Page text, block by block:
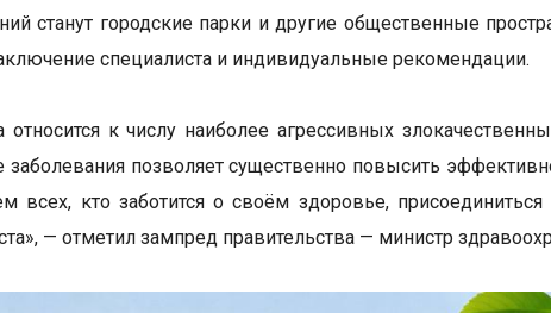
станут городские парки и другие общественные
специалиста и индивидуальные рекомендации.
относится к числу наиболее агрессивных
позволяет существенно повысить
всех, кто заботится о своём здоровье,
— отметил зампред правительства — министр